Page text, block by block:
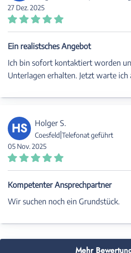
27 Dez. 2025
Ein realistsches Angebot
Ich bin sofort kontaktiert worden
Unterlagen erhalten. Jetzt warte
HS Holger S.
Coesfeld|Telefonat geführt
05 Nov. 2025
Kompetenter Ansprechpartner
Wir suchen noch ein Grundstück.
Mehr